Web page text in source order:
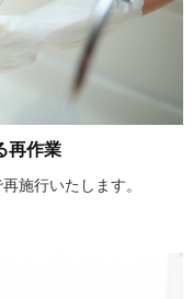
再作業
施行いたします。